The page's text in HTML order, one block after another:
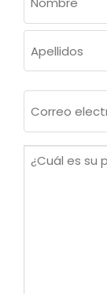
(OBLIGATORIO)
Nombre
electrónico
¿Cuál